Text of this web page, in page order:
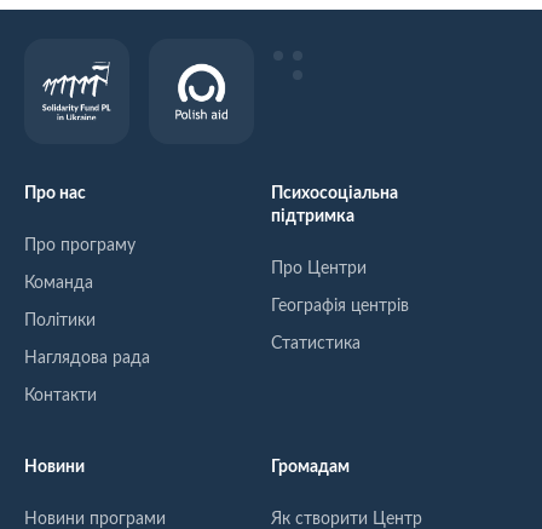
Про нас
Про програму
Команда
Політики
Наглядова рада
Контакти
Психосоціальна
підтримка
Про Центри
Географія центрів
Статистика
Новини
Новини програми
Громадам
Як створити Центр